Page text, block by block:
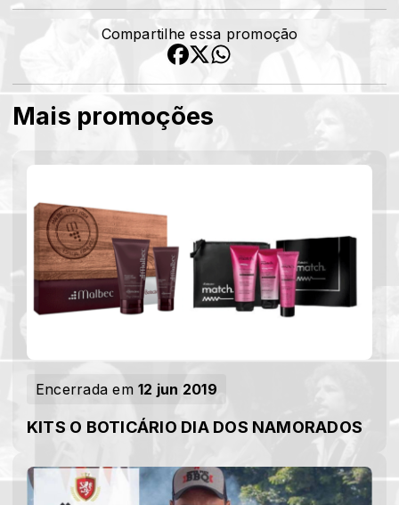
Compartilhe essa promoção
Mais promoções
Encerrada em12 jun 2019
KITS O BOTICÁRIO DIA DOS NAMORADOS